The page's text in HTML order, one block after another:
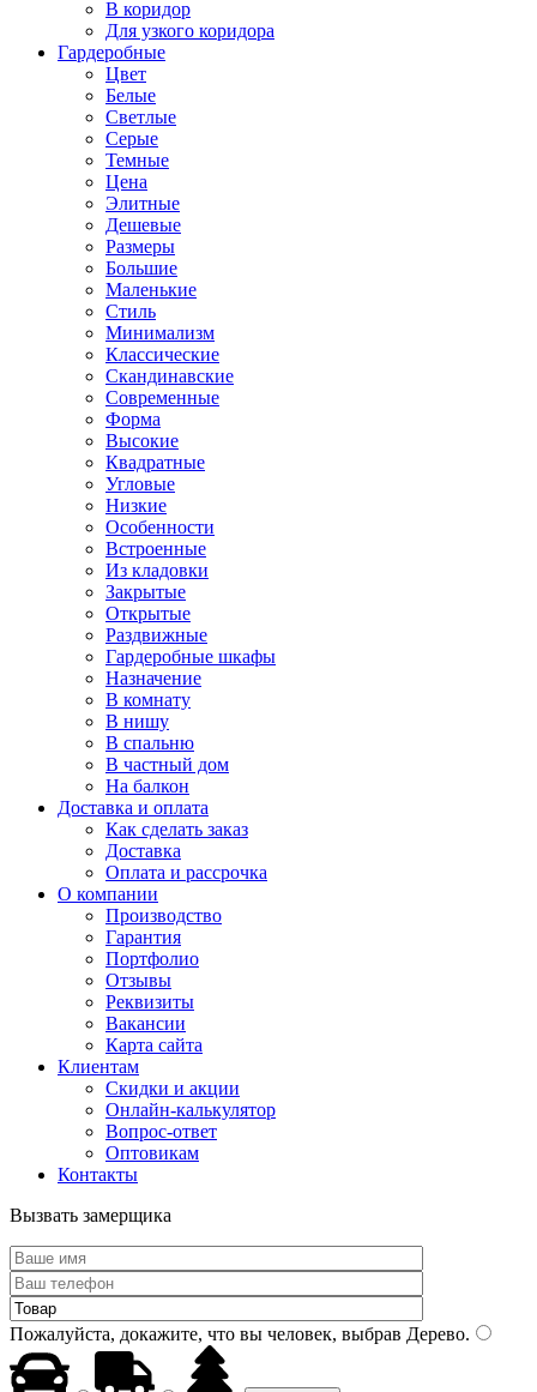
В коридор
Для узкого коридора
Гардеробные
Цвет
Белые
Светлые
Серые
Темные
Цена
Элитные
Дешевые
Размеры
Большие
Маленькие
Стиль
Минимализм
Классические
Скандинавские
Современные
Форма
Высокие
Квадратные
Угловые
Низкие
Особенности
Встроенные
Из кладовки
Закрытые
Открытые
Раздвижные
Гардеробные шкафы
Назначение
В комнату
В нишу
В спальню
В частный дом
На балкон
Доставка и оплата
Как сделать заказ
Доставка
Оплата и рассрочка
О компании
Производство
Гарантия
Портфолио
Отзывы
Реквизиты
Вакансии
Карта сайта
Клиентам
Скидки и акции
Онлайн-калькулятор
Вопрос-ответ
Оптовикам
Контакты
Вызвать замерщика
Пожалуйста, докажите, что вы человек, выбрав Дерево.